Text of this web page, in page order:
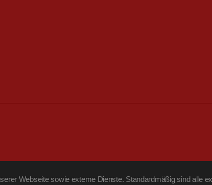
Webseite sowie externe Dienste. Standardmäßig sind alle